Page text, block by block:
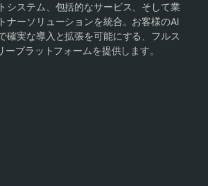
システム、包括的なサービス、そして業
ナーソリューションを統合。お客様のAI
確実な導入と拡張を可能にする、フルス
ープラットフォームを提供します。